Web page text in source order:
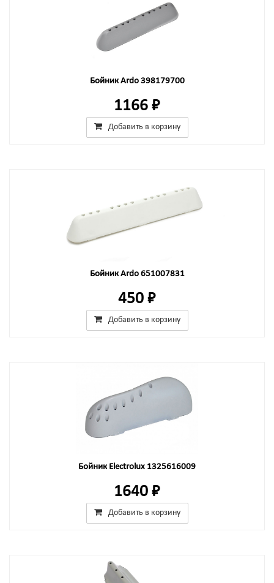
Бойник Ardo 398179700
1166 ₽
Добавить в корзину
Бойник Ardo 651007831
450 ₽
Добавить в корзину
Бойник Electrolux 1325616009
1640 ₽
Добавить в корзину